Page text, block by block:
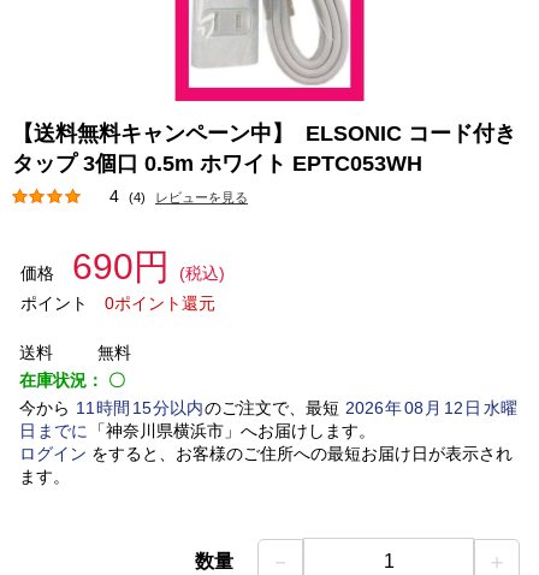
【送料無料キャンペーン中】 ELSONIC コード付き
タップ 3個口 0.5m ホワイト EPTC053WH
4 (4) レビューを見る
価格 690円
(税込)
ポイント
0ポイント還元
送料
無料
在庫状況： 〇
今から 11 時間 15分以内のご注文で、最短 2026年08 月 12 日水曜
日 までに 「神奈川県横浜市」 へお届けします。
ログイン をすると、お客様のご住所への最短お届け日が表示され
ます。
数量 － 1 ＋